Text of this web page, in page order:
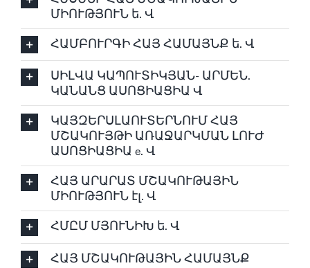
ՄԻՈՒԹՅՈՒՆ ե. Վ
ՀԱՄԲՈՒՐԳԻ ՀԱՅ ՀԱՄԱՅՆՔ ե. Վ
ՍԻԼՎԱ ԿԱՊՈՒՏԻԿՅԱՆ- ԱՐՄԵՆ.
ԿԱՆԱՆՑ ԱՍՈՑԻԱՑԻԱ Վ
ԿԱՅԶԵՐՍԼԱՈՒՏԵՐՆՈՒՄ ՀԱՅ
ՄՇԱԿՈՒՅԹԻ ԱՌԱՋԱՐԿՄԱՆ ԼՈՒԺ
ԱՍՈՑԻԱՑԻԱ e. Վ
ՀԱՅ ԱՐԱՐԱՏ ՄՇԱԿՈՒԹԱՅԻՆ
ՄԻՈՒԹՅՈՒՆ էլ. Վ
ՀՄԸՄ ՄՅՈՒՆԻԽ ե. Վ
ՀԱՅ ՄՇԱԿՈՒԹԱՅԻՆ ՀԱՄԱՅՆՔ